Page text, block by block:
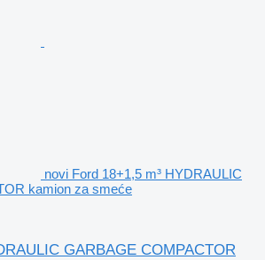
novi Ford 18+1,5 m³ HYDRAULIC
kamion za smeće
GARBAGE COMPACTOR